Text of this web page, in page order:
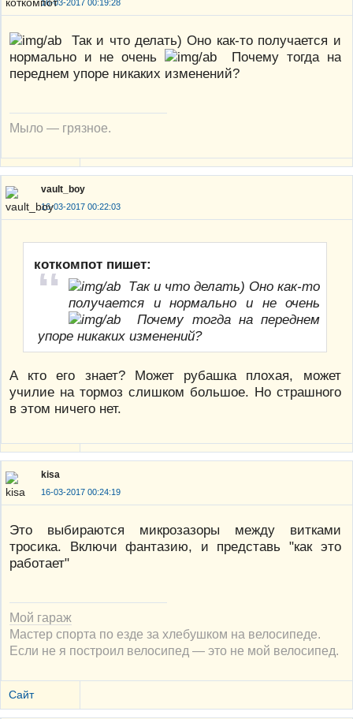
16-03-2017 00:19:28
Так и что делать) Оно как-то получается и
нормально и не очень
Почему тогда на
переднем упоре никаких изменений?
Мыло — грязное.
vault_boy
16-03-2017 00:22:03
коткомпот пишет:
Так и что делать) Оно как-то
получается и нормально и не очень
Почему тогда на переднем
упоре никаких изменений?
А кто его знает? Может рубашка плохая, может
училие на тормоз слишком большое. Но страшного
в этом ничего нет.
kisa
16-03-2017 00:24:19
Это выбираются микрозазоры между витками
тросика. Включи фантазию, и представь "как это
работает"
Мой гараж
Мастер спорта по езде за хлебушком на велосипеде.
Если не я построил велосипед — это не мой велосипед.
Сайт